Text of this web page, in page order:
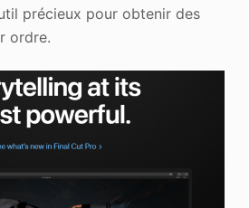
précieux pour obtenir des
ordre.